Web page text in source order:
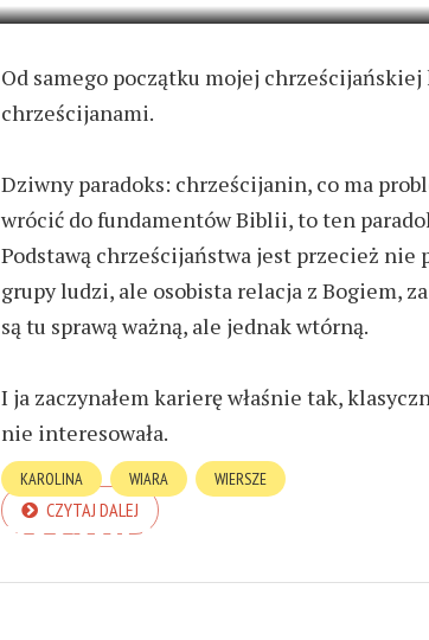
Od samego początku mojej
chrześcijanami.
Dziwny paradoks: chrześcijanin, co ma
wrócić do fundamentów Biblii, to ten
Podstawą chrześcijaństwa jest przecież nie
grupy ludzi, ale osobista relacja z Bogiem,
są tu sprawą ważną, ale jednak wtórną.
I ja zaczynałem karierę właśnie tak,
nie interesowała.
CZYTAJ DALEJ
KAROLINA WIARA WIERSZE
ZAŚWIADCZENIE O